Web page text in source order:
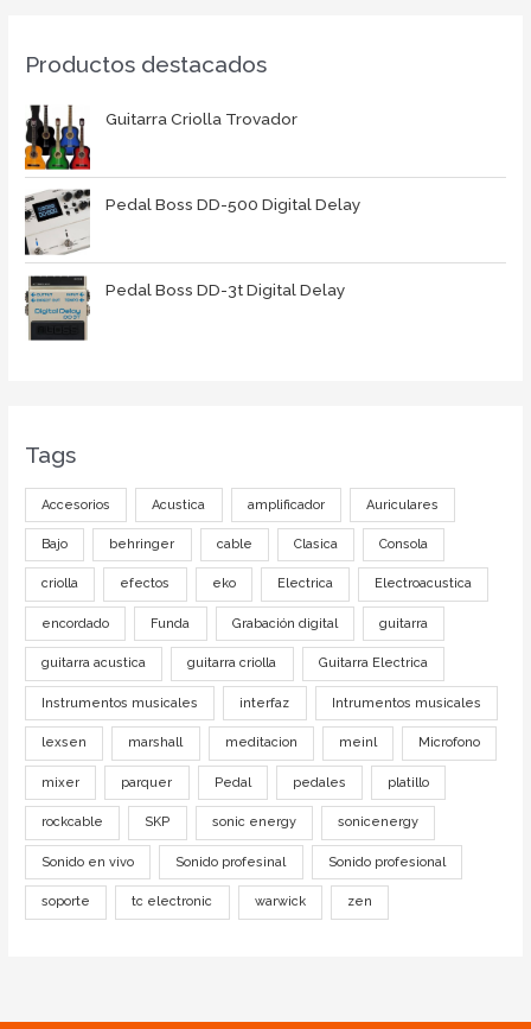
Productos destacados
Guitarra Criolla Trovador
Pedal Boss DD-500 Digital Delay
Pedal Boss DD-3t Digital Delay
Tags
Accesorios Acustica amplificador Auriculares
Bajo behringer cable Clasica Consola
criolla efectos eko Electrica Electroacustica
encordado Funda Grabación digital guitarra
guitarra acustica guitarra criolla Guitarra Electrica
Instrumentos musicales interfaz Intrumentos musicales
lexsen marshall meditacion meinl Microfono
mixer parquer Pedal pedales platillo
rockcable SKP sonic energy sonicenergy
Sonido en vivo Sonido profesinal Sonido profesional
soporte tc electronic warwick zen